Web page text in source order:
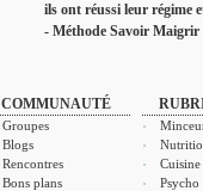
ils ont réussi leur régime
- Méthode Savoir Maigrir
COMMUNAUTÉ
Groupes
Blogs
Rencontres
Bons plans
Cuisine
Psycho